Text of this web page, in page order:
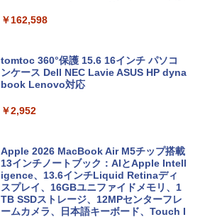
￥162,598
tomtoc 360°保護 15.6 16インチ パソコ
ンケース Dell NEC Lavie ASUS HP dyna
book Lenovo対応
￥2,952
Apple 2026 MacBook Air M5チップ搭載
13インチノートブック：AIとApple Intell
igence、13.6インチLiquid Retinaディ
スプレイ、16GBユニファイドメモリ、1
TB SSDストレージ、12MPセンターフレ
ームカメラ、日本語キーボード、Touch I